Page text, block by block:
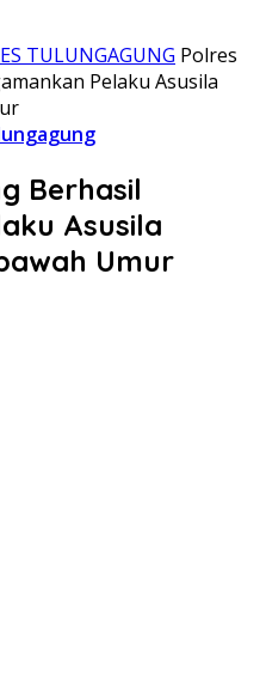
TULUNGAGUNG Polres
Pelaku Asusila
Berhasil
Asusila
Umur